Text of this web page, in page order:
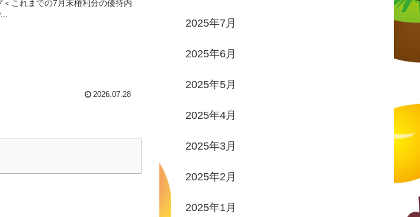
これまでの7月末権利分の優待内
2026.07.28
2025年7月
2025年6月
2025年5月
2025年4月
2025年3月
2025年2月
2025年1月